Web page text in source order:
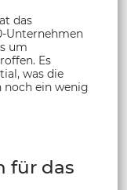
das
Unternehmen
um
Es
was die
noch ein wenig
für das